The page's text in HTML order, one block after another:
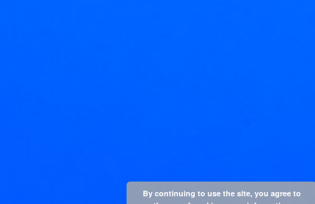
By continuing to use the site, you agree to